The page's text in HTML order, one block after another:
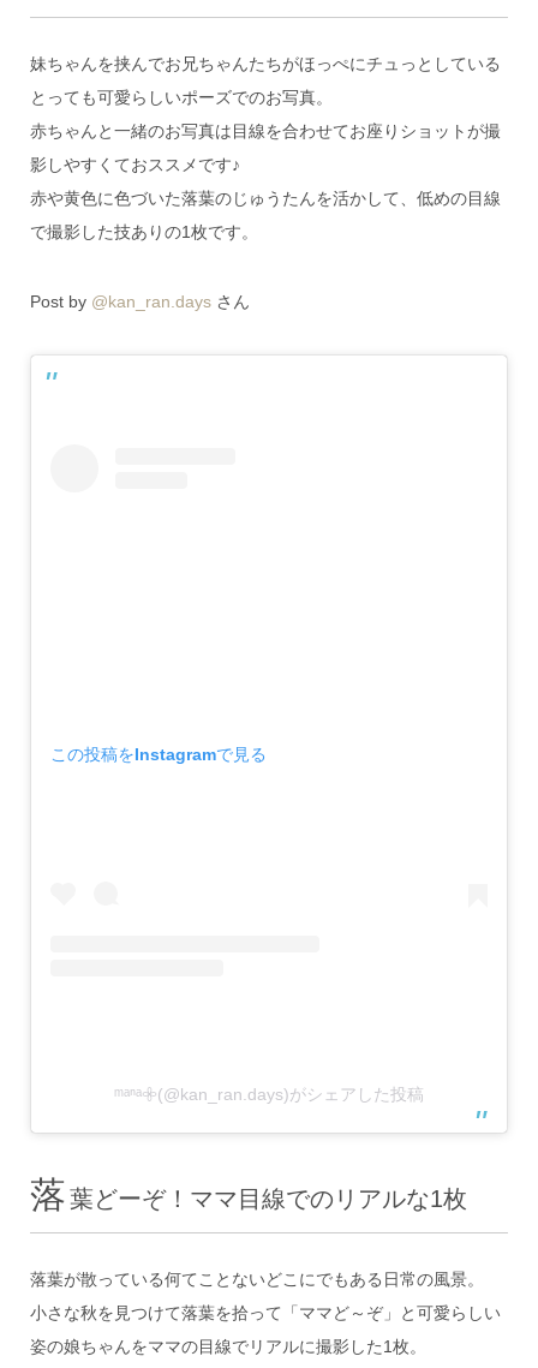
妹ちゃんを挟んでお兄ちゃんたちがほっぺにチュっとしている
とっても可愛らしいポーズでのお写真。
赤ちゃんと一緒のお写真は目線を合わせてお座りショットが撮
影しやすくておススメです♪
赤や黄色に色づいた落葉のじゅうたんを活かして、低めの目線
で撮影した技ありの1枚です。
Post by @kan_ran.daysさん
この投稿をInstagramで見る
ᵐᵃⁿᵃ𖧷(@kan_ran.days)がシェアした投稿
落葉どーぞ！ママ目線でのリアルな1枚
落葉が散っている何てことないどこにでもある日常の風景。
小さな秋を見つけて落葉を拾って「ママど～ぞ」と可愛らしい
姿の娘ちゃんをママの目線でリアルに撮影した1枚。